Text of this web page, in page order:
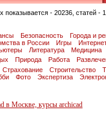
показывается - 20236, статей -
Безопасность Города и
в России Игры
Литература Медицина
Природа Работа
Страхование Строительство
Фото Экспертиза
в Москве, курсы archicad